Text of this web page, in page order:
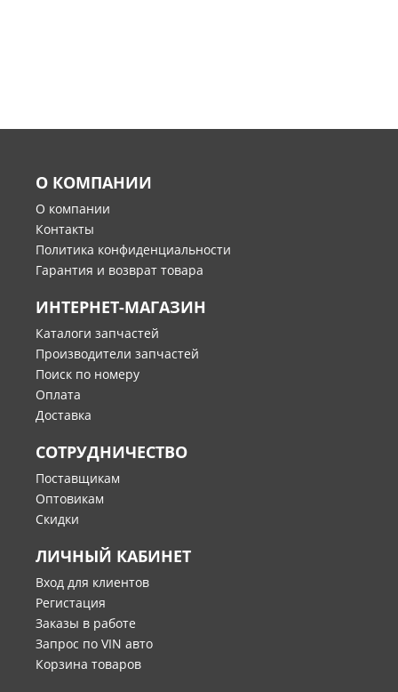
О КОМПАНИИ
О компании
Контакты
Политика конфиденциальности
Гарантия и возврат товара
ИНТЕРНЕТ-МАГАЗИН
Каталоги запчастей
Производители запчастей
Поиск по номеру
Оплата
Доставка
СОТРУДНИЧЕСТВО
Поставщикам
Оптовикам
Скидки
ЛИЧНЫЙ КАБИНЕТ
Вход для клиентов
Регистация
Заказы в работе
Запрос по VIN авто
Корзина товаров